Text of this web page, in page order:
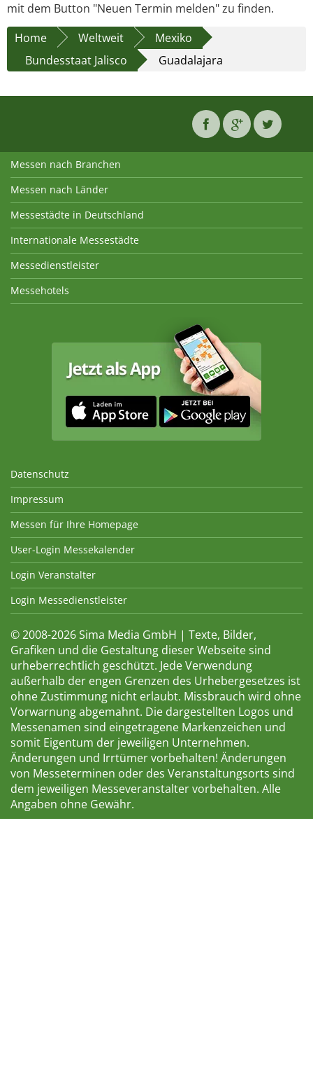
mit dem Button "Neuen Termin melden" zu finden.
Home
Weltweit
Mexiko
Bundesstaat Jalisco
Guadalajara
Messen nach Branchen
Messen nach Länder
Messestädte in Deutschland
Internationale Messestädte
Messedienstleister
Messehotels
Datenschutz
Impressum
Messen für Ihre Homepage
User-Login Messekalender
Login Veranstalter
Login Messedienstleister
© 2008-2026 Sima Media GmbH | Texte, Bilder,
Grafiken und die Gestaltung dieser Webseite sind
urheberrechtlich geschützt. Jede Verwendung
außerhalb der engen Grenzen des Urhebergesetzes ist
ohne Zustimmung nicht erlaubt. Missbrauch wird ohne
Vorwarnung abgemahnt. Die dargestellten Logos und
Messenamen sind eingetragene Markenzeichen und
somit Eigentum der jeweiligen Unternehmen.
Änderungen und Irrtümer vorbehalten! Änderungen
von Messeterminen oder des Veranstaltungsorts sind
dem jeweiligen Messeveranstalter vorbehalten. Alle
Angaben ohne Gewähr.